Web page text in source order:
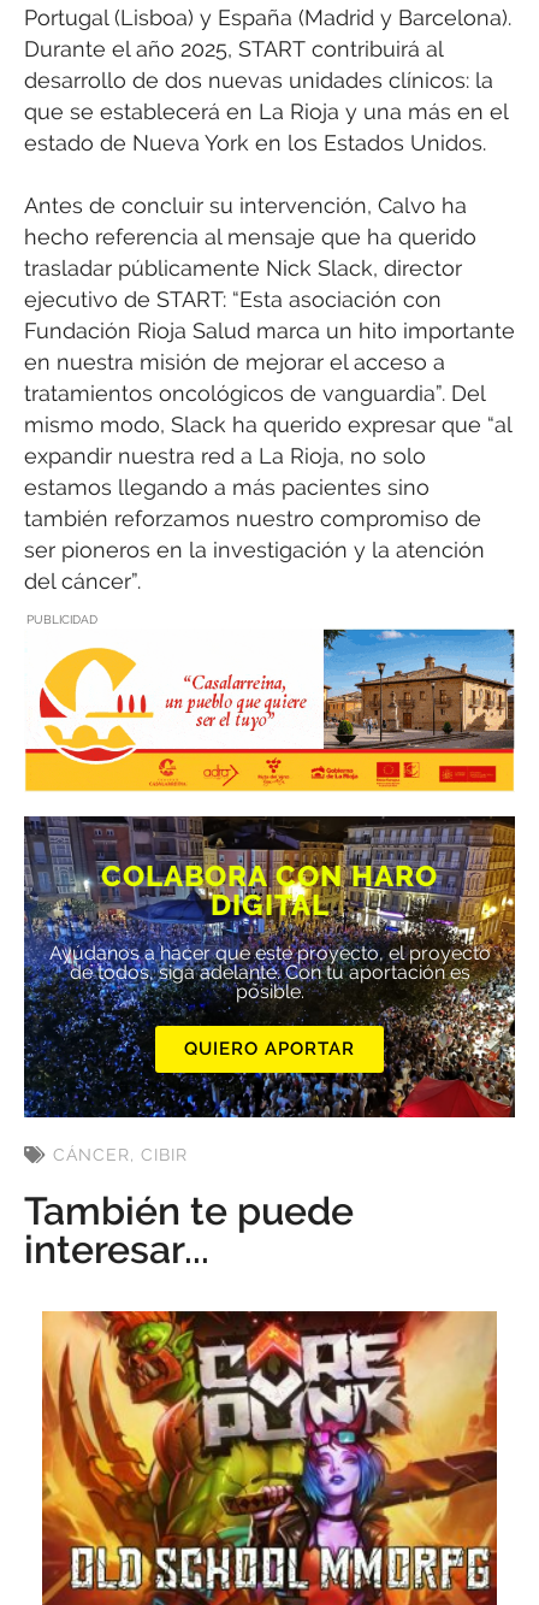
Portugal (Lisboa) y España (Madrid y Barcelona).
Durante el año 2025, START contribuirá al
desarrollo de dos nuevas unidades clínicos: la
que se establecerá en La Rioja y una más en el
estado de Nueva York en los Estados Unidos.
Antes de concluir su intervención, Calvo ha
hecho referencia al mensaje que ha querido
trasladar públicamente Nick Slack, director
ejecutivo de START: “Esta asociación con
Fundación Rioja Salud marca un hito importante
en nuestra misión de mejorar el acceso a
tratamientos oncológicos de vanguardia”. Del
mismo modo, Slack ha querido expresar que “al
expandir nuestra red a La Rioja, no solo
estamos llegando a más pacientes sino
también reforzamos nuestro compromiso de
ser pioneros en la investigación y la atención
del cáncer”.
PUBLICIDAD
COLABORA CON HARO
DIGITAL
Ayúdanos a hacer que este proyecto, el proyecto
de todos, siga adelante. Con tu aportación es
posible.
QUIERO APORTAR
CÁNCER, CIBIR
También te puede
interesar...